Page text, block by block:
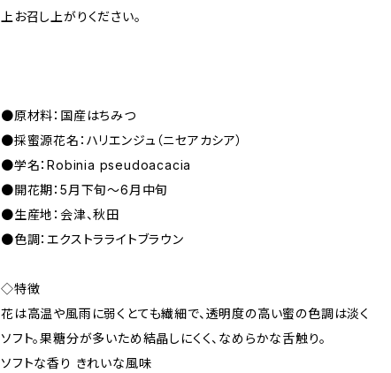
上お召し上がりください。
●原材料：国産はちみつ
●採蜜源花名：ハリエンジュ（ニセアカシア）
●学名：Robinia pseudoacacia
●開花期：5月下旬〜6月中旬
●生産地：会津、秋田
●色調：エクストラライトブラウン
◇特徴
花は高温や風雨に弱くとても繊細で、透明度の高い蜜の色調は淡く
ソフト。果糖分が多いため結晶しにくく、なめらかな舌触り。
ソフトな香り きれいな風味